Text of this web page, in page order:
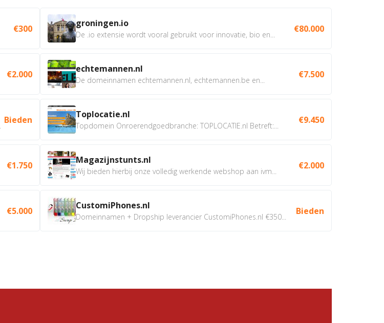
€300
€2.000
Bieden
€1.750
€5.000
groningen.io
De .io extensie wordt vooral gebruikt voor innovatie, bio en...
€80.000
echtemannen.nl
De domeinnamen echtemannen.nl, echtemannen.be en...
€7.500
Toplocatie.nl
Topdomein Onroerendgoedbranche: TOPLOCATIE.nl Betreft:...
€9.450
Magazijnstunts.nl
Wij bieden hierbij onze volledig werkende webshop aan ivm...
€2.000
CustomiPhones.nl
Domeinnamen + Dropship leverancier CustomiPhones.nl €350...
Bieden